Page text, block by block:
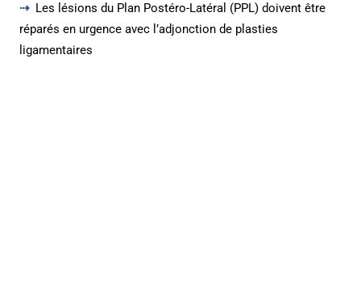
Les lésions du Plan Postéro-Latéral (PPL) doivent être
réparés en urgence avec l’adjonction de plasties
ligamentaires